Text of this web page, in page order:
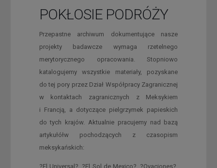
POKŁOSIE PODRÓŻY
Przepastne archiwum dokumentujące nasze
projekty badawcze wymaga rzetelnego
merytorycznego opracowania. Stopniowo
katalogujemy wszystkie materiały, pozyskane
do tej pory przez Dział Współpracy Zagranicznej
w kontaktach zagranicznych z Meksykiem
i Francją, a dotyczące pielgrzymek papieskich
do tych krajów. Aktualnie pracujemy nad bazą
artykułółw pochodzących z czasopism
meksykańskich:
?El Universal?, ?El Sol de Mexico?, ?Ovaciones?,